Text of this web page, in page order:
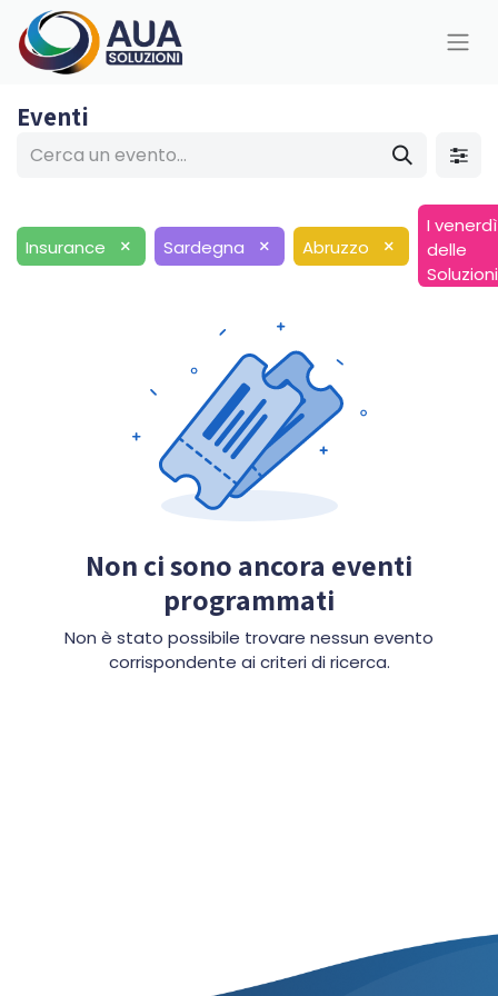
Eventi
Insurance × Sardegna × Abruzzo ×
I venerdì
delle
Soluzioni
Non ci sono ancora eventi
programmati
Non è stato possibile trovare nessun evento
corrispondente ai criteri di ricerca.